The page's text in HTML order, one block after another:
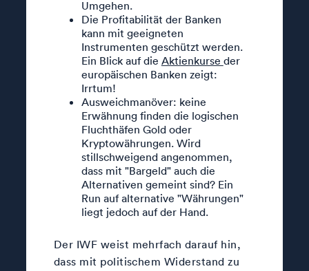
Umgehen.
Die Profitabilität der Banken
kann mit geeigneten
Instrumenten geschützt werden.
Ein Blick auf die Aktienkurse der
europäischen Banken zeigt:
Irrtum!
Ausweichmanöver: keine
Erwähnung finden die logischen
Fluchthäfen Gold oder
Kryptowährungen. Wird
stillschweigend angenommen,
dass mit "Bargeld" auch die
Alternativen gemeint sind? Ein
Run auf alternative "Währungen"
liegt jedoch auf der Hand.
Der IWF weist mehrfach darauf hin,
dass mit politischem Widerstand zu